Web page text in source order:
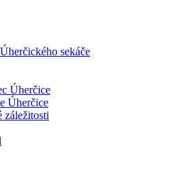
sekáče
Úherčice
Úherčice
zá­le­ži­to­sti